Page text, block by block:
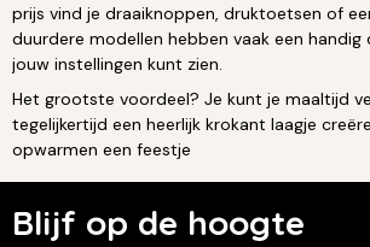
prijs vind je draaiknoppen, druktoetsen of
duurdere modellen hebben vaak een handig
jouw instellingen kunt zien.
Het grootste voordeel? Je kunt je maaltijd
tegelijkertijd een heerlijk krokant laagje
opwarmen een feestje
Blijf op de hoogte